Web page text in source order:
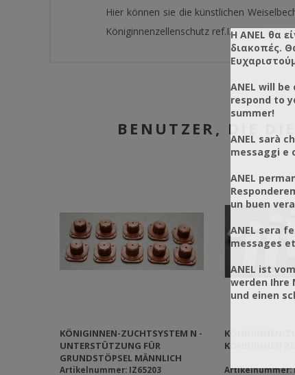
Hier können sie die künstlichen
Königinnenzellenschutz ref.IZ65204
BENUTZER, DIE
KÖNIGINNEN-ZUCHTSYSTEM N -
UNTERSTÜTZUNG FÜR
GRUNDSTÖPSEL MÄNNLICH
Artikelnummer: IZ65203
KÖNIGINNEN-
KÖNIGINNEN
Artikelnummer:
Η ANEL θα
διακοπές.
ANEL will
respond to
summer!
ANEL sarà
messaggi e
ANEL
un buen
ANEL sera
messages
ANEL ist
werden Ihre
und einen